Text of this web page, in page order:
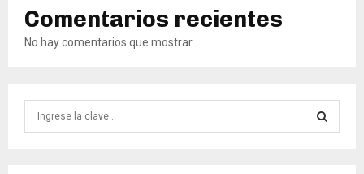
Comentarios recientes
No hay comentarios que mostrar.